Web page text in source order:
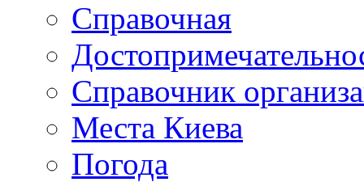
Справочная
Справочник
Места Киева
Погода